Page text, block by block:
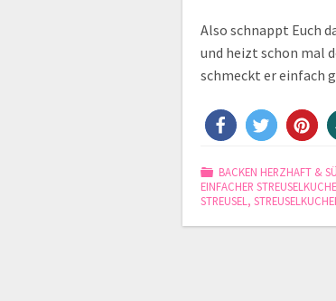
Also schnappt Euch
und heizt schon mal
schmeckt er einfach
BACKEN HERZHAFT &
EINFACHER
STREUSEL ,